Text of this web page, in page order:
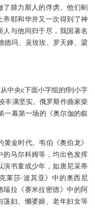
腓力斯人的俘虏。他们剜
耶和华并又一次得到了神
与他同归于尽，我国著名
德玛、吴玫玫、罗天婵、梁
中央c下面小字组的f到小字
丰满坚实。俄罗斯作曲家柴
一幕第一场的《奥尔伽的叙
金时代。韦伯《奥伯龙》
的马尔科姆等，均出色发挥
演书童或少年，如唐尼采蒂
莱莎·波其亚》中的奥西尼
瑞拉《赛米拉密德》中的阿
荡妇、懒婆娘、老年妇女等